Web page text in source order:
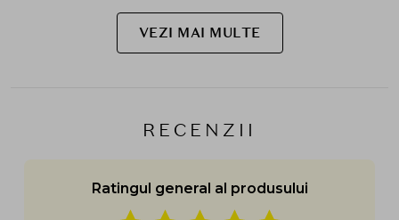
VEZI MAI MULTE
RECENZII
Ratingul general al produsului